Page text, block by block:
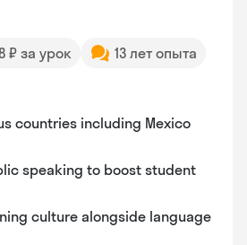
₽ за урок
13 лет опыта
countries including Mexico
speaking to boost student
culture alongside language